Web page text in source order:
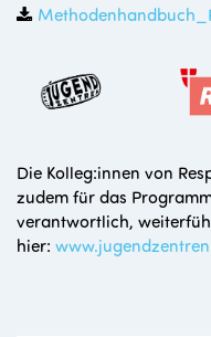
Die Kolleg:innen von
zudem für das
verantwortlich,
hier: